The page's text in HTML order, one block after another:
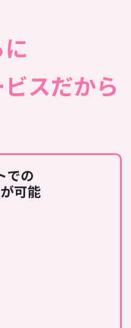
スだから
での
可能